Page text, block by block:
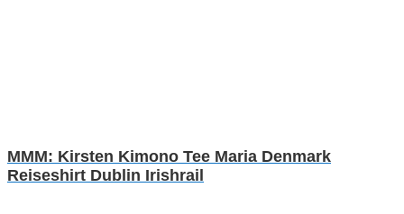
MMM: Kirsten Kimono Tee Maria Denmark
Reiseshirt Dublin Irishrail